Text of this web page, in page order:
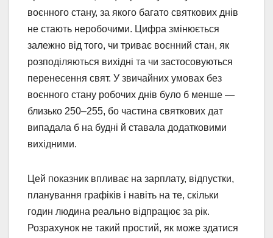
воєнного стану, за якого багато святкових днів
не стають неробочими. Цифра змінюється
залежно від того, чи триває воєнний стан, як
розподіляються вихідні та чи застосовуються
перенесення свят. У звичайних умовах без
воєнного стану робочих днів було б менше —
близько 250–255, бо частина святкових дат
випадала б на будні й ставала додатковими
вихідними.
Цей показник впливає на зарплату, відпустки,
планування графіків і навіть на те, скільки
годин людина реально відпрацює за рік.
Розрахунок не такий простий, як може здатися